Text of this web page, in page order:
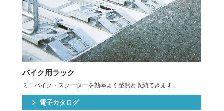
バイク用ラック
ミニバイク・スクーターを効率よく整然と収納できます。
電子カタログ